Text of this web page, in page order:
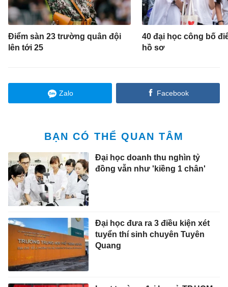
Điểm sàn 23 trường quân đội
lên tới 25
40 đại học công bố
hồ sơ
Zalo Facebook
BẠN CÓ THỂ QUAN TÂM
Đại học doanh thu nghìn tỷ
đồng vẫn như 'kiềng 1 chân'
Đại học đưa ra 3 điều kiện xét
tuyển thí sinh chuyên Tuyên
Quang